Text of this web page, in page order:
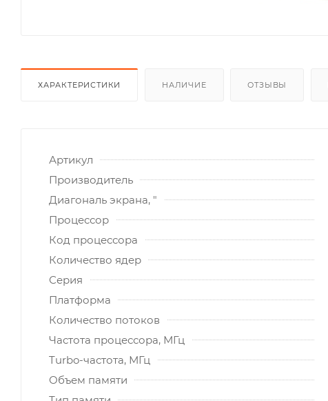
ХАРАКТЕРИСТИКИ НАЛИЧИЕ ОТЗЫВЫ
Артикул
Производитель
Диагональ экрана, "
Процессор
Код процессора
Количество ядер
Серия
Платформа
Количество потоков
Частота процессора, МГц
Turbo-частота, МГц
Объем памяти